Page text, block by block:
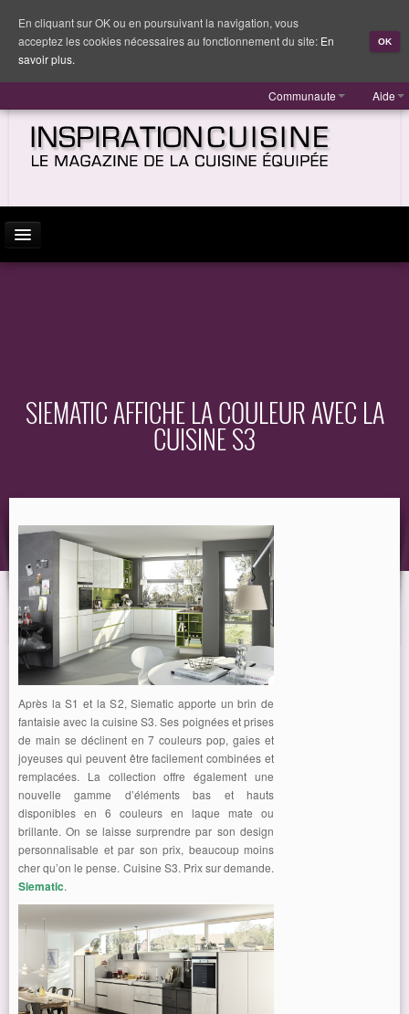
Communaute Aide
SIEMATIC AFFICHE LA COULEUR AVEC LA
CUISINE S3
Après la S1 et la S2, Siematic apporte un brin de
fantaisie avec la cuisine S3. Ses poignées et prises
de main se déclinent en 7 couleurs pop, gaies et
joyeuses qui peuvent être facilement combinées et
remplacées. La collection offre également une
nouvelle gamme d’éléments bas et hauts
disponibles en 6 couleurs en laque mate ou
brillante. On se laisse surprendre par son design
personnalisable et par son prix, beaucoup moins
cher qu’on le pense. Cuisine S3. Prix sur demande.
Siematic.
En cliquant sur OK ou en poursuivant la navigation, vous
acceptez les cookies nécessaires au fonctionnement du site: En
savoir plus.
OK